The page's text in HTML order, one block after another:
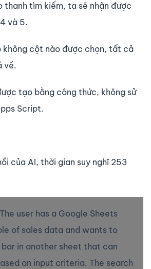
thanh tìm kiếm, ta sẽ nhận được
và 5.
không cột nào được chọn, tất cả
về.
tạo bằng công thức, không sử
Script.
của AI, thời gian suy nghĩ 253
user has a Google Sheets
of sales data and wants to
in another sheet that can
on input criteria. The search